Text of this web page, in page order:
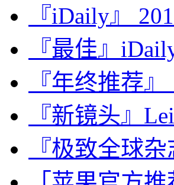
『iDaily』
『最佳』
『年终推荐
『新镜头』
『极致全球